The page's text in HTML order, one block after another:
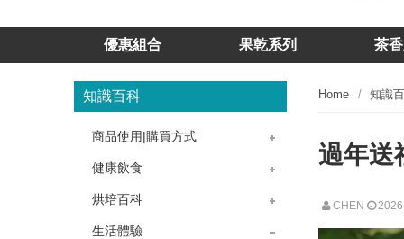
優惠組合 果乾系列 茶
知識百科
商品使用|購買方式
》茶香-茶酥
》茶香-核桃糕
》茶香-牛軋糖
》茶香-茶糖
》果乾-藍莓乾
》果乾-蔓越莓乾
》果乾-櫻桃乾
》果乾問題
》購物問題
》產品問題
》掛耳包咖啡
健康飲食
》飲食菜單
》冷飲熱飲
烘培百科
》烘培教室
》蛋糕點心
生活體驗
Home 知識
過年送
CHEN